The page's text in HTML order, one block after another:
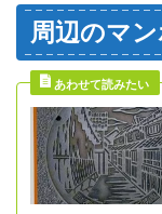
周辺のマ